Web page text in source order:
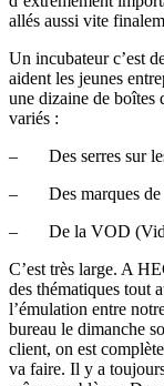
allés aussi vite
Un incubateur c’est
aident les jeunes
une dizaine de boîtes
variés :
– Des serres sur
– Des marques de
– De la VOD
C’est très large. A
des thématiques tout
l’émulation entre
bureau le dimanche
client, on est
va faire. Il y a